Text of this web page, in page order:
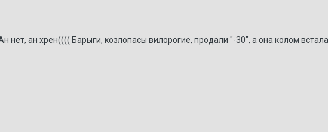
нет, ан хрен(((( Барыги, козлопасы вилорогие, продали "-30", а она колом